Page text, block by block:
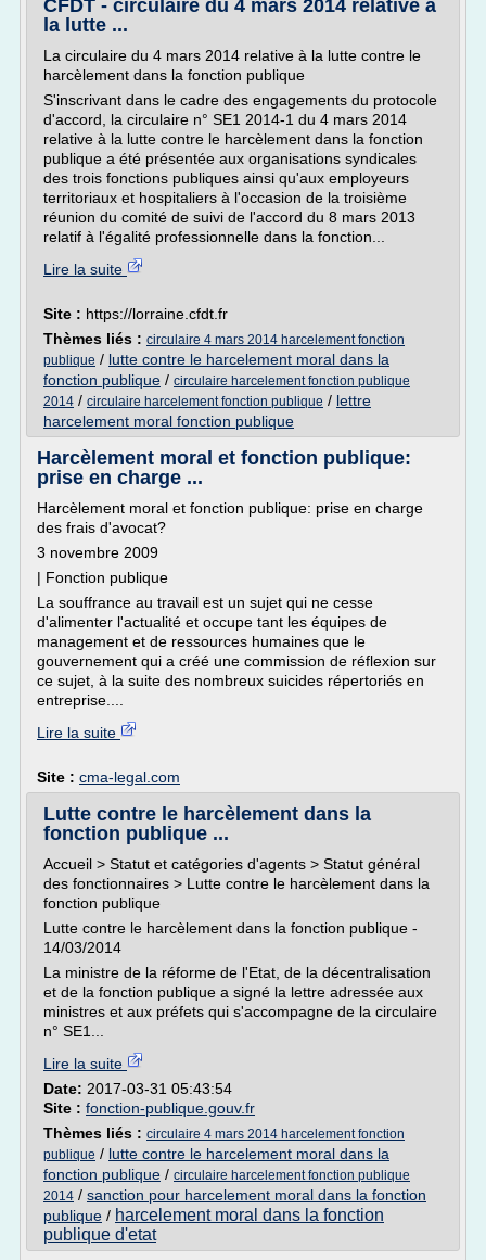
CFDT - circulaire du 4 mars 2014 relative à
la lutte ...
La circulaire du 4 mars 2014 relative à la lutte contre le
harcèlement dans la fonction publique
S'inscrivant dans le cadre des engagements du protocole
d'accord, la circulaire n° SE1 2014-1 du 4 mars 2014
relative à la lutte contre le harcèlement dans la fonction
publique a été présentée aux organisations syndicales
des trois fonctions publiques ainsi qu'aux employeurs
territoriaux et hospitaliers à l'occasion de la troisième
réunion du comité de suivi de l'accord du 8 mars 2013
relatif à l'égalité professionnelle dans la fonction...
Lire la suite
Site : https://lorraine.cfdt.fr
Thèmes liés : circulaire 4 mars 2014 harcelement fonction
publique / lutte contre le harcelement moral dans la
fonction publique / circulaire harcelement fonction publique
2014 / circulaire harcelement fonction publique / lettre
harcelement moral fonction publique
Harcèlement moral et fonction publique:
prise en charge ...
Harcèlement moral et fonction publique: prise en charge
des frais d'avocat?
3 novembre 2009
| Fonction publique
La souffrance au travail est un sujet qui ne cesse
d'alimenter l'actualité et occupe tant les équipes de
management et de ressources humaines que le
gouvernement qui a créé une commission de réflexion sur
ce sujet, à la suite des nombreux suicides répertoriés en
entreprise....
Lire la suite
Site : cma-legal.com
Lutte contre le harcèlement dans la
fonction publique ...
Accueil > Statut et catégories d'agents > Statut général
des fonctionnaires > Lutte contre le harcèlement dans la
fonction publique
Lutte contre le harcèlement dans la fonction publique -
14/03/2014
La ministre de la réforme de l'Etat, de la décentralisation
et de la fonction publique a signé la lettre adressée aux
ministres et aux préfets qui s'accompagne de la circulaire
n° SE1...
Lire la suite
Date: 2017-03-31 05:43:54
Site : fonction-publique.gouv.fr
Thèmes liés : circulaire 4 mars 2014 harcelement fonction
publique / lutte contre le harcelement moral dans la
fonction publique / circulaire harcelement fonction publique
2014 / sanction pour harcelement moral dans la fonction
publique / harcelement moral dans la fonction
publique d'etat